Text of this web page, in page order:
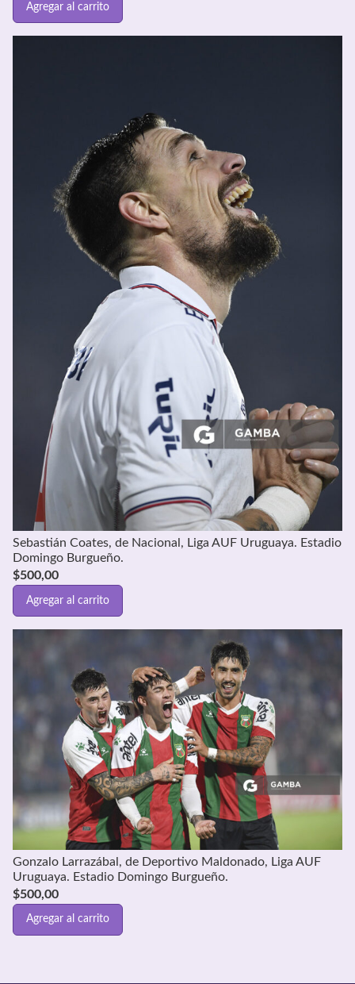
Agregar al carrito
Sebastián Coates, de Nacional, Liga AUF Uruguaya. Estadio
Domingo Burgueño.
$500,00
Agregar al carrito
Gonzalo Larrazábal, de Deportivo Maldonado, Liga AUF
Uruguaya. Estadio Domingo Burgueño.
$500,00
Agregar al carrito